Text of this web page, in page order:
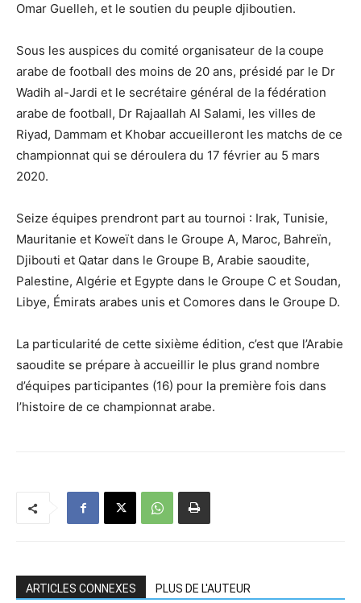
Omar Guelleh, et le soutien du peuple djiboutien.
Sous les auspices du comité organisateur de la coupe
arabe de football des moins de 20 ans, présidé par le Dr
Wadih al-Jardi et le secrétaire général de la fédération
arabe de football, Dr Rajaallah Al Salami, les villes de
Riyad, Dammam et Khobar accueilleront les matchs de ce
championnat qui se déroulera du 17 février au 5 mars
2020.
Seize équipes prendront part au tournoi : Irak, Tunisie,
Mauritanie et Koweït dans le Groupe A, Maroc, Bahreïn,
Djibouti et Qatar dans le Groupe B, Arabie saoudite,
Palestine, Algérie et Egypte dans le Groupe C et Soudan,
Libye, Émirats arabes unis et Comores dans le Groupe D.
La particularité de cette sixième édition, c’est que l’Arabie
saoudite se prépare à accueillir le plus grand nombre
d’équipes participantes (16) pour la première fois dans
l’histoire de ce championnat arabe.
ARTICLES CONNEXES PLUS DE L'AUTEUR